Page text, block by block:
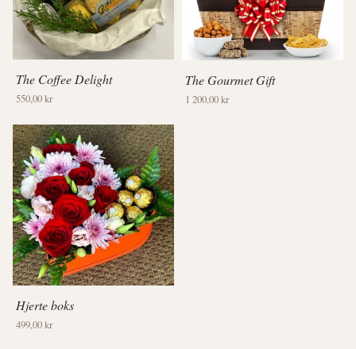
The Coffee Delight
550,00 kr
The Gourmet Gift
1 200,00 kr
Hjerte boks
499,00 kr